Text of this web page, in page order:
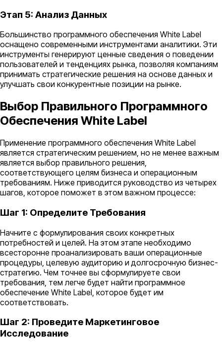
Этап 5: Анализ Данных
Большинство программного обеспечения White Label
оснащено современными инструментами аналитики. Эти
инструменты генерируют ценные сведения о поведении
пользователей и тенденциях рынка, позволяя компаниям
принимать стратегические решения на основе данных и
улучшать свои конкурентные позиции на рынке.
Выбор Правильного Программного
Обеспечения White Label
Применение программного обеспечения White Label
является стратегическим решением, но не менее важным
является выбор правильного решения,
соответствующего целям бизнеса и операционным
требованиям. Ниже приводится руководство из четырех
шагов, которое поможет в этом важном процессе:
Шаг 1: Определите Требования
Начните с формулирования своих конкретных
потребностей и целей. На этом этапе необходимо
всесторонне проанализировать ваши операционные
процедуры, целевую аудиторию и долгосрочную бизнес-
стратегию. Чем точнее вы сформулируете свои
требования, тем легче будет найти программное
обеспечение White Label, которое будет им
соответствовать.
Шаг 2: Проведите Маркетинговое
Исследование